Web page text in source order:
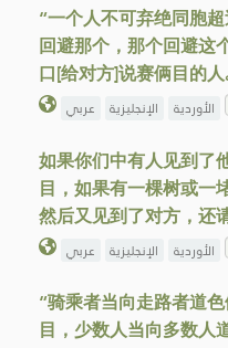
“一个人不可弃绝同胞
回避那个，那个回避这
口[给对方]说赛俩目的
عربي الإنجليزية الأوردية
如果你们中有人见到了
目，如果有一棵树或一
然后又见到了对方，还
عربي الإنجليزية الأوردية
“骑乘者当向走路者道
目，少数人当向多数人